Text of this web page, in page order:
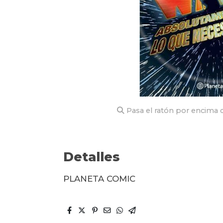
Pasa el ratón por encima
Detalles
PLANETA COMIC